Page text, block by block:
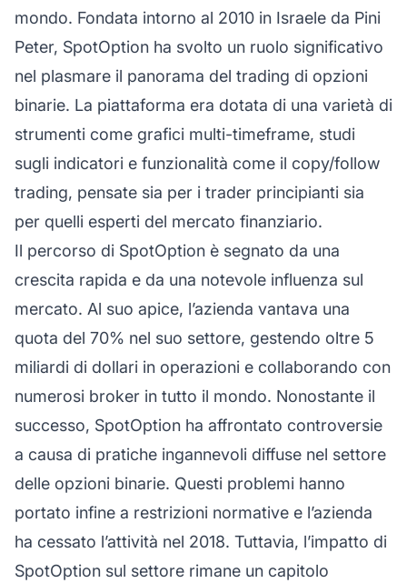
mondo. Fondata intorno al 2010 in Israele da Pini
Peter, SpotOption ha svolto un ruolo significativo
nel plasmare il panorama del trading di opzioni
binarie. La piattaforma era dotata di una varietà di
strumenti come grafici multi-timeframe, studi
sugli indicatori e funzionalità come il copy/follow
trading, pensate sia per i trader principianti sia
per quelli esperti del mercato finanziario.
Il percorso di SpotOption è segnato da una
crescita rapida e da una notevole influenza sul
mercato. Al suo apice, l’azienda vantava una
quota del 70% nel suo settore, gestendo oltre 5
miliardi di dollari in operazioni e collaborando con
numerosi broker in tutto il mondo. Nonostante il
successo, SpotOption ha affrontato controversie
a causa di pratiche ingannevoli diffuse nel settore
delle opzioni binarie. Questi problemi hanno
portato infine a restrizioni normative e l’azienda
ha cessato l’attività nel 2018. Tuttavia, l’impatto di
SpotOption sul settore rimane un capitolo